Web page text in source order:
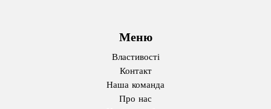
Меню
Властивості
Контакт
Наша команда
Про нас